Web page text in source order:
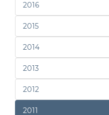
2016
2015
2014
2013
2012
2011